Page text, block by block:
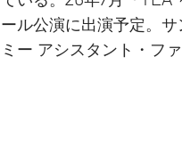
ール公演に出演予定。
ミー アシスタント・ファ